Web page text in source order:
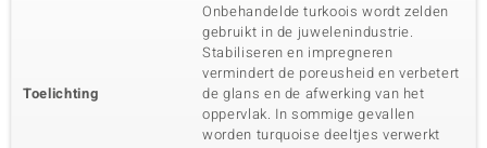
Toelichting
Onbehandelde turkoois wordt zelden
gebruikt in de juwelenindustrie.
Stabiliseren en impregneren
vermindert de poreusheid en verbetert
de glans en de afwerking van het
oppervlak. In sommige gevallen
worden turquoise deeltjes verwerkt